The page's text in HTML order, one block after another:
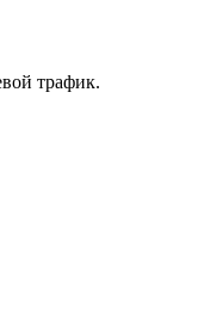
трафик.